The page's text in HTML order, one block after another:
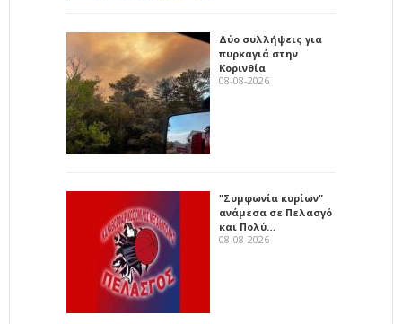
Δύο συλλήψεις για
πυρκαγιά στην
Κορινθία
08-08-2026
"Συμφωνία κυρίων"
ανάμεσα σε Πελασγό
και Πολύ…
08-08-2026